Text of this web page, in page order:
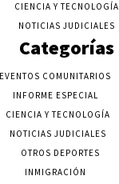
CIENCIA Y TECNOLOGÍA
NOTICIAS JUDICIALES
Categorías
EVENTOS COMUNITARIOS
INFORME ESPECIAL
CIENCIA Y TECNOLOGÍA
NOTICIAS JUDICIALES
OTROS DEPORTES
INMIGRACIÓN